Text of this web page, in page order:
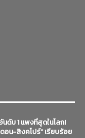
ดับ 1 แพงที่สุดในโลก!
อน-สิงคโปร์” เรียบร้อย